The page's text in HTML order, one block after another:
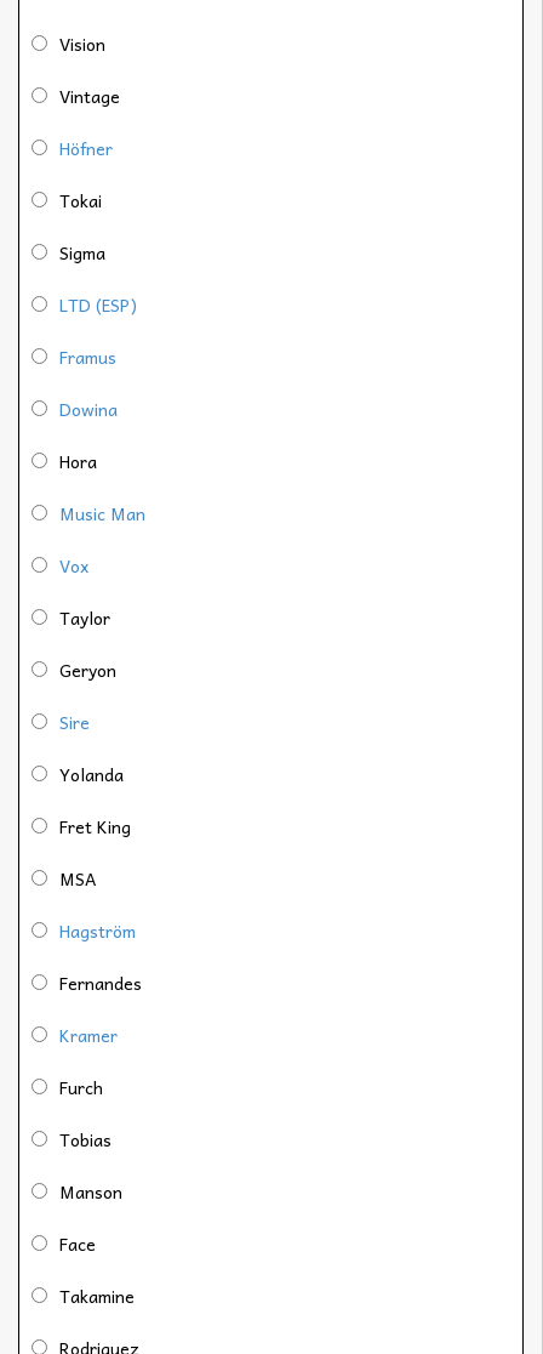
Vision
Vintage
Höfner
Tokai
Sigma
LTD (ESP)
Framus
Dowina
Hora
Music Man
Vox
Taylor
Geryon
Sire
Yolanda
Fret King
MSA
Hagström
Fernandes
Kramer
Furch
Tobias
Manson
Face
Takamine
Rodriguez